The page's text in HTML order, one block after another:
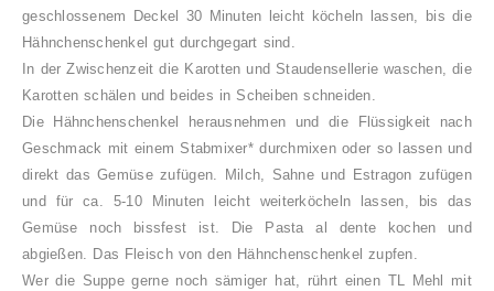
geschlossenem Deckel 30 Minuten leicht köcheln lassen, bis die
Hähnchenschenkel gut durchgegart sind.
In der Zwischenzeit die Karotten und Staudensellerie waschen, die
Karotten schälen und beides in Scheiben schneiden.
Die Hähnchenschenkel herausnehmen und die Flüssigkeit nach
Geschmack mit einem Stabmixer* durchmixen oder so lassen und
direkt das Gemüse zufügen. Milch, Sahne und Estragon zufügen
und für ca. 5-10 Minuten leicht weiterköcheln lassen, bis das
Gemüse noch bissfest ist. Die Pasta al dente kochen und
abgießen. Das Fleisch von den Hähnchenschenkel zupfen.
Wer die Suppe gerne noch sämiger hat, rührt einen TL Mehl mit